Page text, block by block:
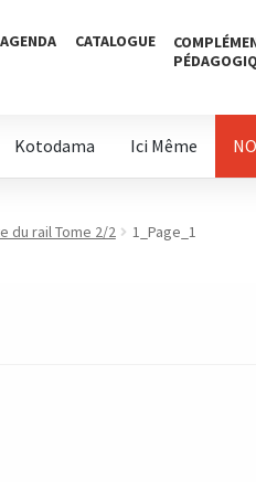
AGENDA CATALOGUE
Kotodama Ici Même
du rail Tome 2/2 1_Page_1